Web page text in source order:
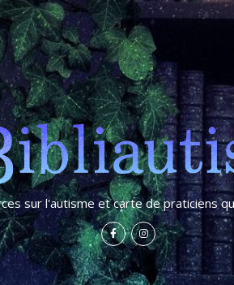
sur l'autisme et carte de praticiens